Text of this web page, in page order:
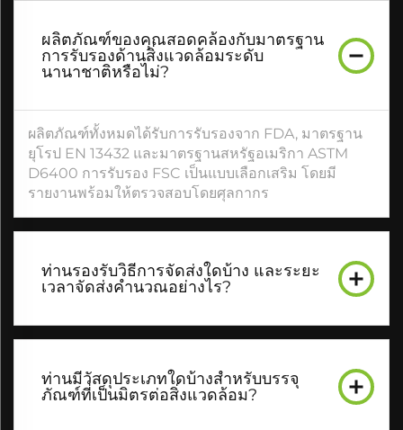
ผลิตภัณฑ์ของคุณสอดคล้องกับมาตรฐาน
การรับรองด้านสิ่งแวดล้อมระดับ
นานาชาติหรือไม่?
ผลิตภัณฑ์ทั้งหมดได้รับการรับรองจาก FDA, มาตรฐาน
ยุโรป EN 13432 และมาตรฐานสหรัฐอเมริกา ASTM
D6400 การรับรอง FSC เป็นแบบเลือกเสริม โดยมี
รายงานพร้อมให้ตรวจสอบโดยศุลกากร
ท่านรองรับวิธีการจัดส่งใดบ้าง และระยะ
เวลาจัดส่งคำนวณอย่างไร?
ท่านมีวัสดุประเภทใดบ้างสำหรับบรรจุ
ภัณฑ์ที่เป็นมิตรต่อสิ่งแวดล้อม?